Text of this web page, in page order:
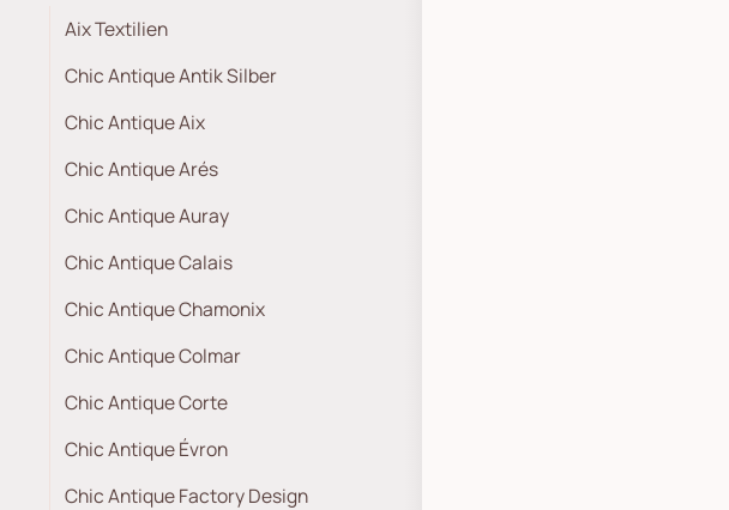
Aix Textilien
Chic Antique Antik Silber
Chic Antique Aix
Chic Antique Arés
Chic Antique Auray
Chic Antique Calais
Chic Antique Chamonix
Chic Antique Colmar
Chic Antique Corte
Chic Antique Évron
Chic Antique Factory Design